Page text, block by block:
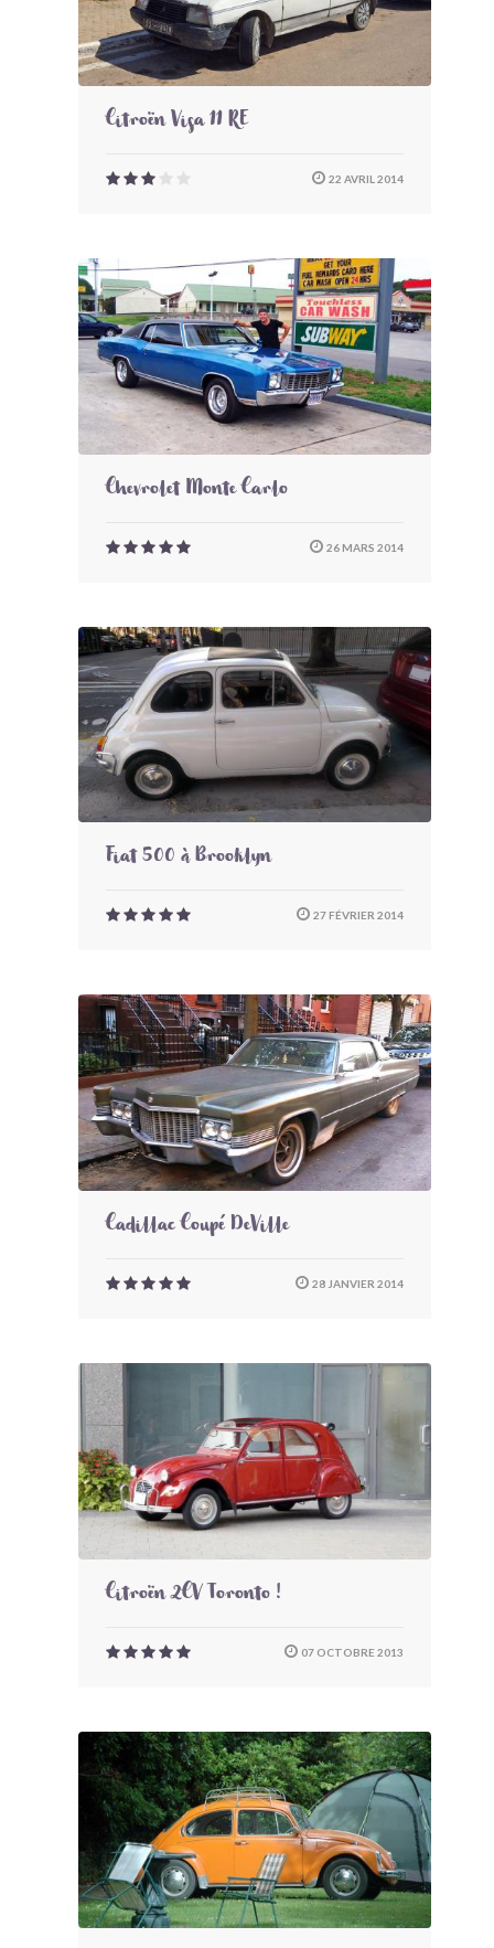
Citroën Visa 11 RE
22 AVRIL 2014
Chevrolet Monte Carlo
26 MARS 2014
Fiat 500 à Brooklyn
27 FÉVRIER 2014
Cadillac Coupé DeVille
28 JANVIER 2014
Citroën 2CV Toronto !
07 OCTOBRE 2013